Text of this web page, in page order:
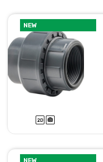
NEW
NEW